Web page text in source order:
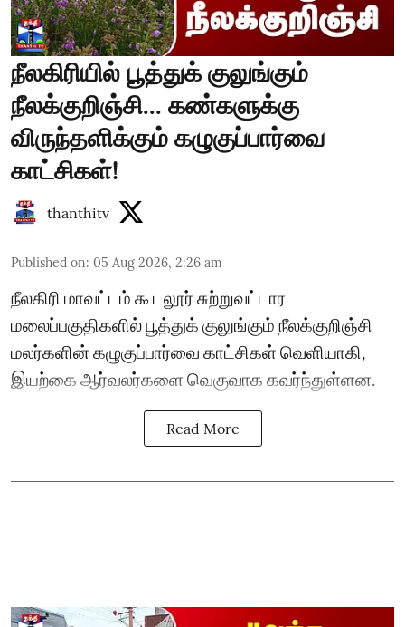
நீலகிரியில் பூத்துக் குலுங்கும்
நீலக்குறிஞ்சி... கண்களுக்கு
விருந்தளிக்கும் கழுகுப்பார்வை
காட்சிகள்!
thanthitv
Published on: 05 Aug 2026, 2:26 am
நீலகிரி மாவட்டம் கூடலூர் சுற்றுவட்டார
மலைப்பகுதிகளில் பூத்துக் குலுங்கும் நீலக்குறிஞ்சி
மலர்களின் கழுகுப்பார்வை காட்சிகள் வெளியாகி,
இயற்கை ஆர்வலர்களை வெகுவாக கவர்ந்துள்ளன.
Read More